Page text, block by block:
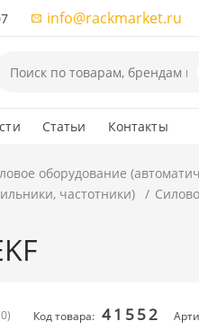
info@rackmarket.ru
Статьи Контакты
оборудование
частотники)
Код товара: 41552